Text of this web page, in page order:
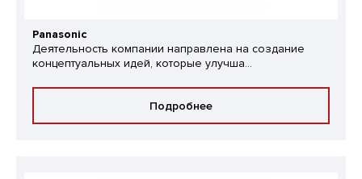
Panasonic
Деятельность компании направлена на создание
концептуальных идей, которые улучша...
Подробнее